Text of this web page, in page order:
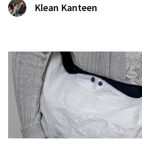
Klean Kanteen